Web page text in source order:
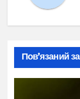
Пов’язаний